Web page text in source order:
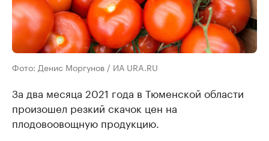
Фото: Денис Моргунов / ИА URA.RU
За два месяца 2021 года в Тюменской области
произошел резкий скачок цен на
плодовоовощную продукцию.